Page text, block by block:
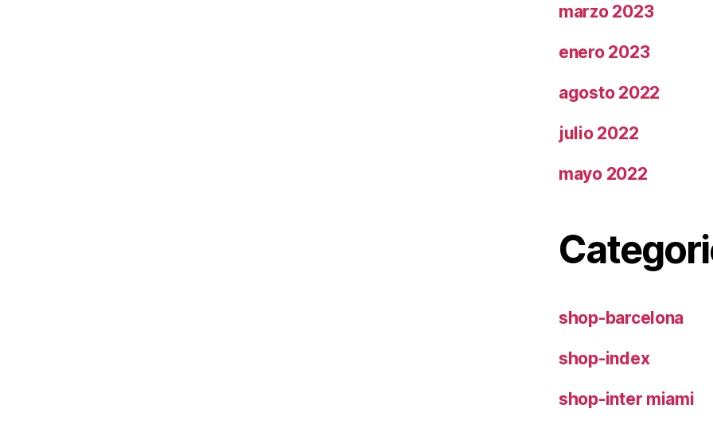
marzo 2023
enero 2023
agosto 2022
julio 2022
mayo 2022
shop-barcelona
shop-index
shop-inter miami